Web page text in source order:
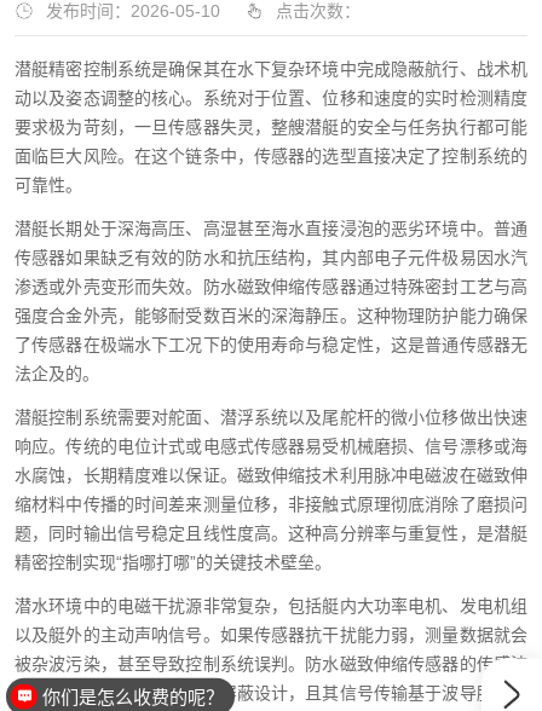
发布时间：2026-05-10 点击次数：
潜艇精密控制系统是确保其在水下复杂环境中完成隐蔽航行、战术机
动以及姿态调整的核心。系统对于位置、位移和速度的实时检测精度
要求极为苛刻，一旦传感器失灵，整艘潜艇的安全与任务执行都可能
面临巨大风险。在这个链条中，传感器的选型直接决定了控制系统的
可靠性。
潜艇长期处于深海高压、高湿甚至海水直接浸泡的恶劣环境中。普通
传感器如果缺乏有效的防水和抗压结构，其内部电子元件极易因水汽
渗透或外壳变形而失效。防水磁致伸缩传感器通过特殊密封工艺与高
强度合金外壳，能够耐受数百米的深海静压。这种物理防护能力确保
了传感器在极端水下工况下的使用寿命与稳定性，这是普通传感器无
法企及的。
潜艇控制系统需要对舵面、潜浮系统以及尾舵杆的微小位移做出快速
响应。传统的电位计式或电感式传感器易受机械磨损、信号漂移或海
水腐蚀，长期精度难以保证。磁致伸缩技术利用脉冲电磁波在磁致伸
缩材料中传播的时间差来测量位移，非接触式原理彻底消除了磨损问
题，同时输出信号稳定且线性度高。这种高分辨率与重复性，是潜艇
精密控制实现“指哪打哪”的关键技术壁垒。
潜水环境中的电磁干扰源非常复杂，包括艇内大功率电机、发电机组
以及艇外的主动声呐信号。如果传感器抗干扰能力弱，测量数据就会
被杂波污染，甚至导致控制系统误判。防水磁致伸缩传感器的传感波
导结构自身具备天然的电磁屏蔽设计，且其信号传输基于波导脉冲，
你们是怎么收费的呢？